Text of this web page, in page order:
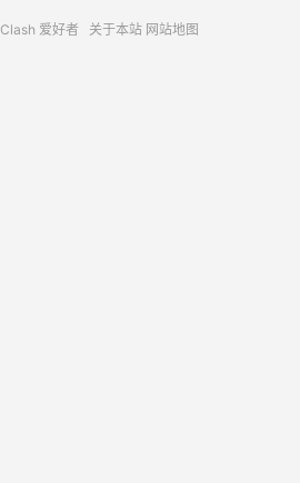
Clash 爱好者 关于本站 网站地图